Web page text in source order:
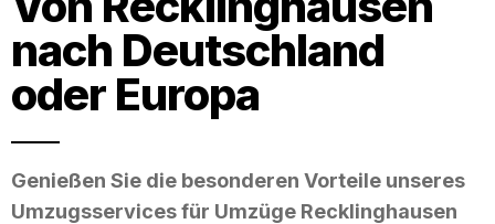
nach Deutschland
oder Europa
Genießen Sie die besonderen Vorteile unseres
Umzugsservices für Umzüge Recklinghausen